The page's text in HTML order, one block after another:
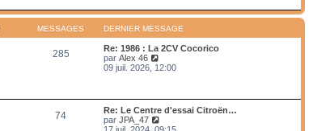
g
r
m
e
s
s
g
r
i
e
r
e
a
g
l
e
e
r
n
i
m
e
MESSAGES DERNIER MESSAGE
285
Re: 1986 : La 2CV Cocorico
parAlex 46
o
d
e
09 juil. 2026, 12:00
74
Re: Le Centre d'essai Citroën…
parJPA_47
o
17 juil. 2024, 09:15